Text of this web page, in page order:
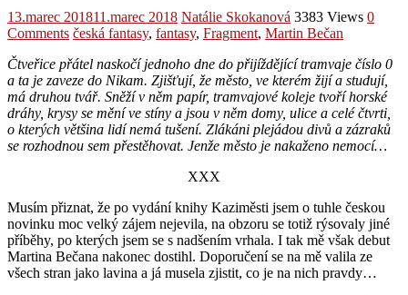
13.marec 201811.marec 2018 Natálie Skokanová 3383 Views 0
Comments česká fantasy, fantasy, Fragment, Martin Bečan
Čtveřice přátel naskočí jednoho dne do přijíždějící tramvaje číslo 0
a ta je zaveze do Nikam. Zjišťují, že město, ve kterém žijí a studují,
má druhou tvář. Sněží v něm papír, tramvajové koleje tvoří horské
dráhy, krysy se mění ve stíny a jsou v něm domy, ulice a celé čtvrti,
o kterých většina lidí nemá tušení. Zlákáni plejádou divů a zázraků
se rozhodnou sem přestěhovat. Jenže město je nakaženo nemocí…
XXX
Musím přiznat, že po vydání knihy Kaziměsti jsem o tuhle českou
novinku moc velký zájem nejevila, na obzoru se totiž rýsovaly jiné
příběhy, po kterých jsem se s nadšením vrhala. I tak mě však debut
Martina Bečana nakonec dostihl. Doporučení se na mě valila ze
všech stran jako lavina a já musela zjistit, co je na nich pravdy…